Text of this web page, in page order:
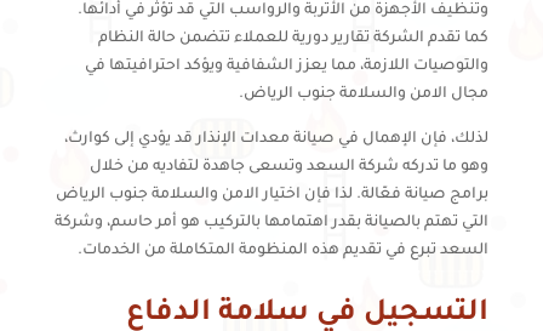
وتنظيف الأجهزة من الأتربة والرواسب التي قد تؤثر في أدائها.
كما تقدم الشركة تقارير دورية للعملاء تتضمن حالة النظام
والتوصيات اللازمة، مما يعزز الشفافية ويؤكد احترافيتها في
مجال الامن والسلامة جنوب الرياض.
لذلك، فإن الإهمال في صيانة معدات الإنذار قد يؤدي إلى كوارث،
وهو ما تدركه شركة السعد وتسعى جاهدة لتفاديه من خلال
برامج صيانة فعّالة. لذا فإن اختيار الامن والسلامة جنوب الرياض
التي تهتم بالصيانة بقدر اهتمامها بالتركيب هو أمر حاسم، وشركة
السعد تبرع في تقديم هذه المنظومة المتكاملة من الخدمات.
التسجيل في سلامة الدفاع